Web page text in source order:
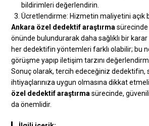
bildirimleri değerlendirin.
Ücretlendirme: Hizmetin maliyetini açık
Ankara özel dedektif araştırma
önünde bulundurarak daha sağlıklı bir
her dedektifin yöntemleri farklı olabilir; bu
görüşme yapıp iletişim tarzını
Sonuç olarak, tercih edeceğiniz dedektifin,
ihtiyaçlarınıza uygun olmasına dikkat
özel dedektif araştırma sürecinde,
da önemlidir.